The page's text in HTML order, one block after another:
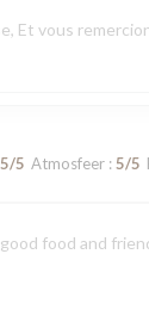
Et vous
5/5 Atmosfeer: 5/5
food and